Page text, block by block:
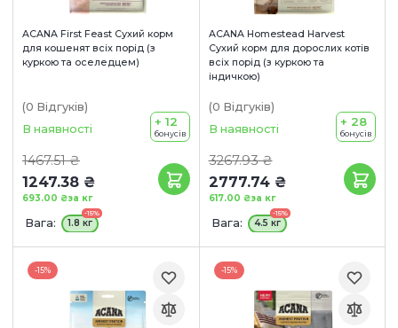
ACANA First Feast Сухий корм
для кошенят всіх порід (з
куркою та оселедцем)
(0 Відгуків)
В наявності
1467.51 ₴
1247.38 ₴
за кг
693.00 ₴
+ 12
бонусів
Вага:
-15%
1.8 кг
ACANA Homestead Harvest
Сухий корм для дорослих котів
всіх порід (з куркою та
індичкою)
(0 Відгуків)
В наявності
3267.93 ₴
2777.74 ₴
за кг
617.00 ₴
+ 28
бонусів
Вага:
-15%
4.5 кг
-15% -15%